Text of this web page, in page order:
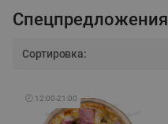
Спецпредложения
Сортировка:
🕘 12:00-21:00